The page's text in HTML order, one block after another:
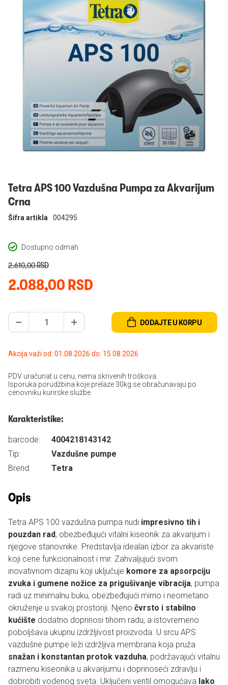
Tetra APS 100 Vazdušna Pumpa za Akvarijum
Crna
Dostupno odmah
Šifra artikla 004295
2.088,00 RSD
2.610,00 RSD
DODAJTE U KORPU
Akcija važi od: 01.08.2026 do: 15.08.2026
PDV uračunat u cenu, nema skrivenih troškova.
Isporuka porudžbina koje prelaze 30kg se obračunavaju po
cenovniku kurirske službe.
Karakteristike:
barcode:
4004218143142
Tip:
Vazdušne pumpe
Brend:
Tetra
Opis
Tetra APS 100 vazdušna pumpa nudi impresivno tih i
pouzdan rad, obezbeđujući vitalni kiseonik za akvarijum i
njegove stanovnike. Predstavlja idealan izbor za akvariste
koji cene funkcionalnost i mir. Zahvaljujući svom
inovativnom dizajnu koji uključuje komore za apsorpciju
zvuka i gumene nožice za prigušivanje vibracija, pumpa
radi uz minimalnu buku, obezbeđujući mirno i neometano
okruženje u svakoj prostoriji. Njeno čvrsto i stabilno
kućište dodatno doprinosi tihom radu, a istovremeno
poboljšava ukupnu izdržljivost proizvoda. U srcu APS
vazdušne pumpe leži izdržljiva membrana koja pruža
snažan i konstantan protok vazduha, podržavajući vitalnu
razmenu kiseonika u akvarijumu i doprinoseći zdravlju i
dobrobiti vodenog sveta. Uključeni ventil omogućava lako